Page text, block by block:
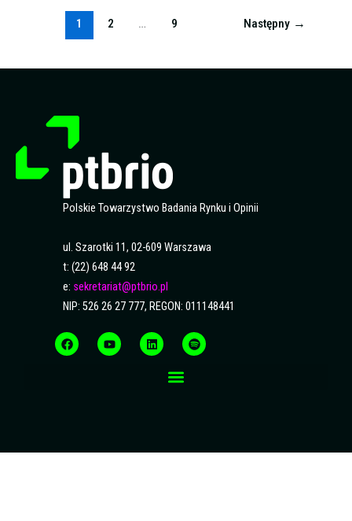
1 2 … 9 Następny →
Polskie Towarzystwo Badania Rynku i Opinii
ul. Szarotki 11, 02-609 Warszawa
t: (22) 648 44 92
e: sekretariat@ptbrio.pl
NIP: 526 26 27 777, REGON: 011148441
a
c
e
o
u
t
i
n
k
p
o
t